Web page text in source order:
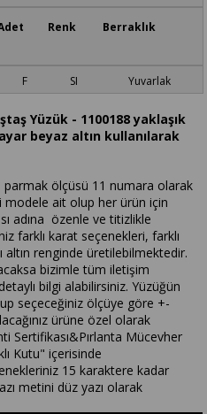
Adet Renk Berraklık
F SI Yuvarlak
Yüzük - 1100188 yaklaşık
beyaz altın kullanılarak
ölçüsü 11 numara olarak
modele ait olup her ürün için
adına özenle ve titizlikle
farklı karat seçenekleri, farklı
altın renginde üretilebilmektedir.
bizimle tüm iletişim
bilgi alabilirsiniz. Yüzüğün
seçeceğiniz ölçüye göre +-
ürüne özel olarak
Sertifikası&Pırlanta Mücevher
Kutu" içerisinde
15 karaktere kadar
metini düz yazı olarak